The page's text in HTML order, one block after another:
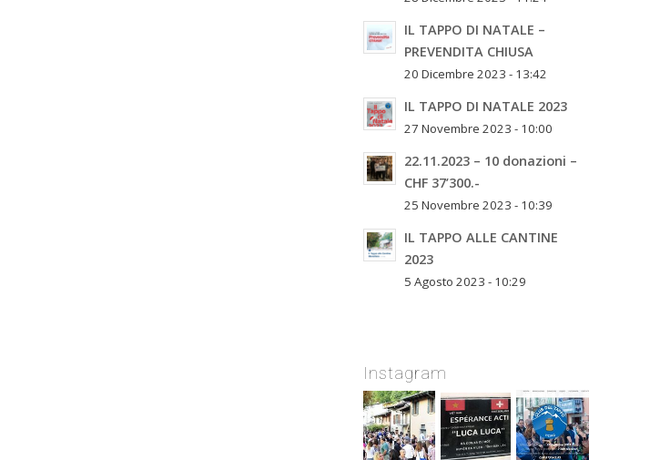
IL TAPPO DI NATALE –
PREVENDITA CHIUSA
20 Dicembre 2023 - 13:42
IL TAPPO DI NATALE 2023
27 Novembre 2023 - 10:00
22.11.2023 – 10 donazioni –
CHF 37’300.-
25 Novembre 2023 - 10:39
IL TAPPO ALLE CANTINE
2023
5 Agosto 2023 - 10:29
Instagram